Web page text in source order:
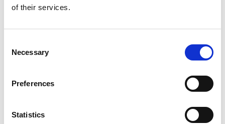
of their services.
Selection
Necessary
Preferences
StatisticsLa Škoda avvia la produzione del suo SUV Peaq